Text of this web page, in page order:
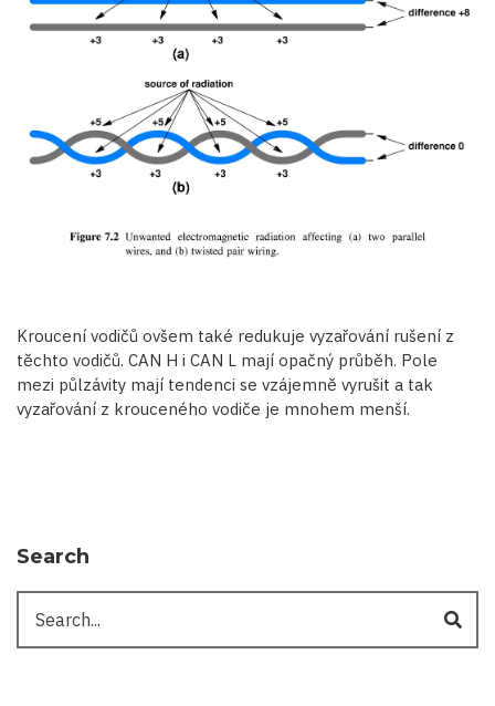
Kroucení vodičů ovšem také redukuje vyzařování rušení z
těchto vodičů. CAN H i CAN L mají opačný průběh. Pole
mezi půlzávity mají tendenci se vzájemně vyrušit a tak
vyzařování z krouceného vodiče je mnohem menší.
Search